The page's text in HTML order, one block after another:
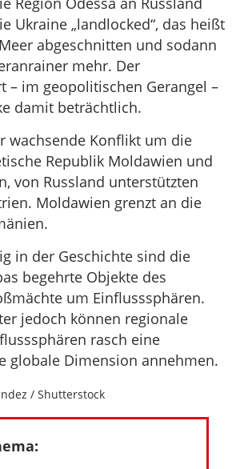
Ukraine „landlocked“, das heißt
abgeschnitten und sodann
mehr. Der
– im geopolitischen Gerangel –
damit beträchtlich.
wachsende Konflikt um die
Republik Moldawien und
von Russland unterstützten
Moldawien grenzt an die
in der Geschichte sind die
begehrte Objekte des
um Einflusssphären.
jedoch können regionale
rasch eine
globale Dimension annehmen.
/ Shutterstock